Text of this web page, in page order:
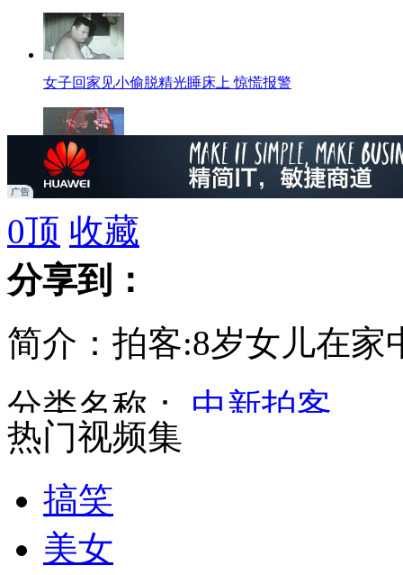
女子回家见小偷脱精光睡床上 惊慌报警
男子偷入殡仪馆猥亵美女遗像
小三怀孕出轨男向警察求助
两女子高铁内对骂激烈互殴
泰国反政府示威者遭榴霰弹所伤
台湾加烟税促禁烟 走私香烟现象严重
0顶 收藏
分享到：
简介：拍客:8岁女儿在家
分类名称： 中新拍客
热门视频集
搞笑
美女